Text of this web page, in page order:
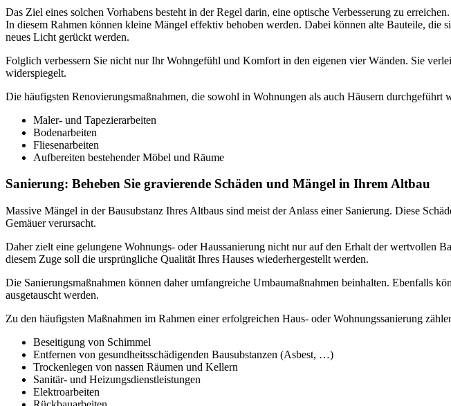
Das Ziel eines solchen Vorhabens besteht in der Regel darin, eine optische Verbesserung zu
In diesem Rahmen können kleine Mängel effektiv behoben werden. Dabei können alte Bauteile,
neues Licht gerückt werden.
Folglich verbessern Sie nicht nur Ihr Wohngefühl und Komfort in den eigenen vier Wänden. Sie
widerspiegelt.
Die häufigsten Renovierungsmaßnahmen, die sowohl in Wohnungen als auch Häusern durchgeführt
Maler- und Tapezierarbeiten
Bodenarbeiten
Fliesenarbeiten
Aufbereiten bestehender Möbel und Räume
Sanierung: Beheben Sie gravierende Schäden und Mängel in Ihrem Altbau
Massive Mängel in der Bausubstanz Ihres Altbaus sind meist der Anlass einer Sanierung. Diese
Gemäuer verursacht.
Daher zielt eine gelungene Wohnungs- oder Haussanierung nicht nur auf den Erhalt der wertvollen
diesem Zuge soll die ursprüngliche Qualität Ihres Hauses wiederhergestellt werden.
Die Sanierungsmaßnahmen können daher umfangreiche Umbaumaßnahmen beinhalten. Ebenfalls
ausgetauscht werden.
Zu den häufigsten Maßnahmen im Rahmen einer erfolgreichen Haus- oder Wohnungssanierung
Beseitigung von Schimmel
Entfernen von gesundheitsschädigenden Bausubstanzen (Asbest, …)
Trockenlegen von nassen Räumen und Kellern
Sanitär- und Heizungsdienstleistungen
Elektroarbeiten